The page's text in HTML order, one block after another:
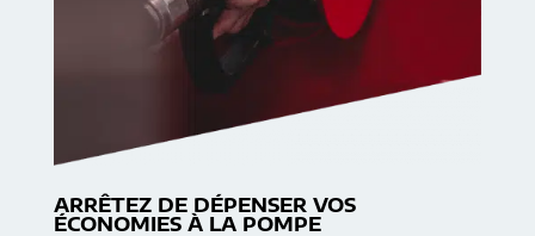
ARRÊTEZ DE DÉPENSER VOS
ÉCONOMIES À LA POMPE